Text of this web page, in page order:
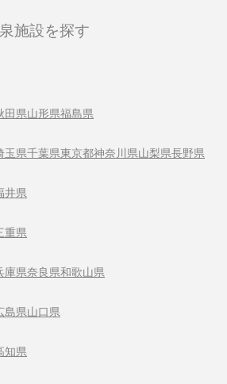
施設を探す
田県山形県福島県
玉県千葉県東京都神奈川県山梨県長野県
井県
重県
庫県奈良県和歌山県
島県山口県
知県